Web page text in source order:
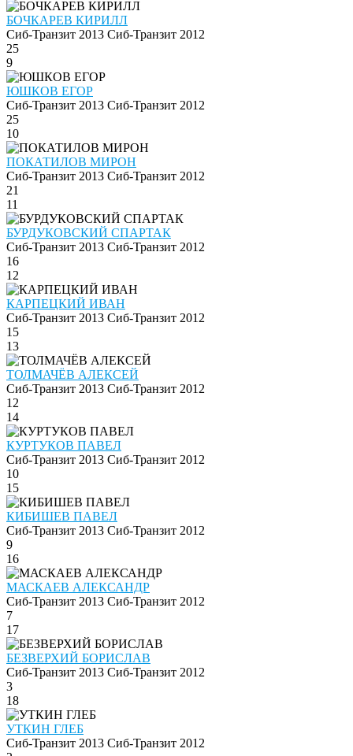
БОЧКАРЕВ КИРИЛЛ
Сиб-Транзит 2013 Сиб-Транзит 2012
25
9
ЮШКОВ ЕГОР
Сиб-Транзит 2013 Сиб-Транзит 2012
25
10
ПОКАТИЛОВ МИРОН
Сиб-Транзит 2013 Сиб-Транзит 2012
21
11
БУРДУКОВСКИЙ СПАРТАК
Сиб-Транзит 2013 Сиб-Транзит 2012
16
12
КАРПЕЦКИЙ ИВАН
Сиб-Транзит 2013 Сиб-Транзит 2012
15
13
ТОЛМАЧЁВ АЛЕКСЕЙ
Сиб-Транзит 2013 Сиб-Транзит 2012
12
14
КУРТУКОВ ПАВЕЛ
Сиб-Транзит 2013 Сиб-Транзит 2012
10
15
КИБИШЕВ ПАВЕЛ
Сиб-Транзит 2013 Сиб-Транзит 2012
9
16
МАСКАЕВ АЛЕКСАНДР
Сиб-Транзит 2013 Сиб-Транзит 2012
7
17
БЕЗВЕРХИЙ БОРИСЛАВ
Сиб-Транзит 2013 Сиб-Транзит 2012
3
18
УТКИН ГЛЕБ
Сиб-Транзит 2013 Сиб-Транзит 2012